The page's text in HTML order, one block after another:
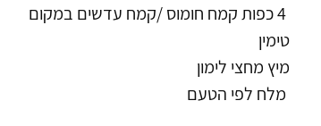
טימין
מיץ מחצי לימון